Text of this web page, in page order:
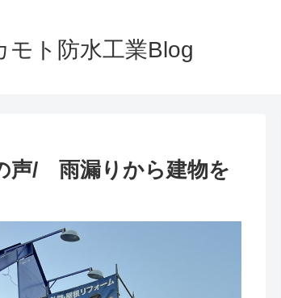
モト防水工業Blog
声/ 雨漏りから建物を